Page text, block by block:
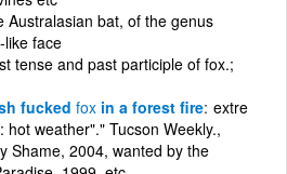
Australasian bat, of the genus
like face
tense and past participle of fox.;
fucked fox in a forest fire extre
hot weather"." Tucson Weekly.,
Shame, 2004, wanted by the